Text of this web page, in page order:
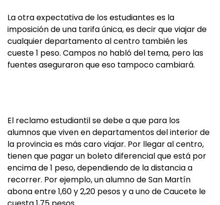
La otra expectativa de los estudiantes es la
imposición de una tarifa única, es decir que viajar de
cualquier departamento al centro también les
cueste 1 peso. Campos no habló del tema, pero las
fuentes aseguraron que eso tampoco cambiará.
El reclamo estudiantil se debe a que para los
alumnos que viven en departamentos del interior de
la provincia es más caro viajar. Por llegar al centro,
tienen que pagar un boleto diferencial que está por
encima de 1 peso, dependiendo de la distancia a
recorrer. Por ejemplo, un alumno de San Martín
abona entre 1,60 y 2,20 pesos y a uno de Caucete le